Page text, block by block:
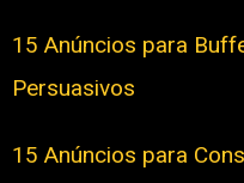
15 Anúncios para
Persuasivos
15 Anúncios para